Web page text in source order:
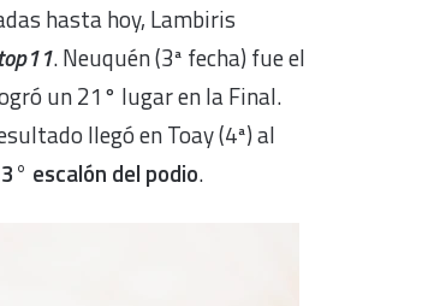
hasta hoy, Lambiris
top11. Neuquén (3ª fecha) fue el
un 21° lugar en la Final.
llegó en Toay (4ª) al
3° escalón del podio.